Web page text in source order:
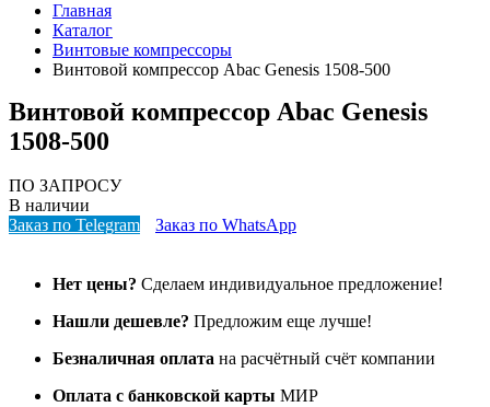
Главная
Каталог
Винтовые компрессоры
Винтовой компрессор Abac Genesis 1508-500
Винтовой компрессор Abac Genesis
1508-500
ПО ЗАПРОСУ
В наличии
Заказ по Telegram
Заказ по WhatsApp
Нет цены? Сделаем индивидуальное предложение!
Нашли дешевле? Предложим еще лучше!
Безналичная оплата на расчётный счёт компании
Оплата с банковской карты МИР